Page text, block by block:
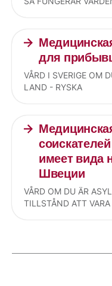
для
VÅRD I SVERIGE OM
LAND - RYSKA
имеет вида
Швеции
VÅRD OM DU ÄR
TILLSTÅND ATT